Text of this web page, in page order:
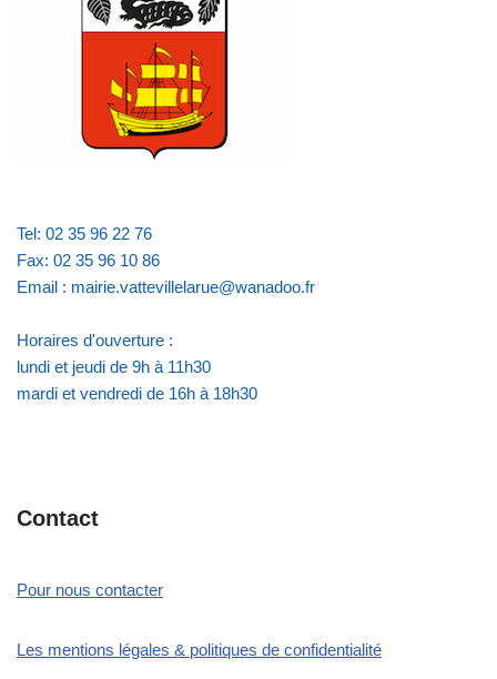
Tel: 02 35 96 22 76
Fax: 02 35 96 10 86
Email : mairie.vattevillelarue@wanadoo.fr
Horaires d'ouverture :
lundi et jeudi de 9h à 11h30
mardi et vendredi de 16h à 18h30
Contact
Pour nous contacter
Les mentions légales & politiques de confidentialité